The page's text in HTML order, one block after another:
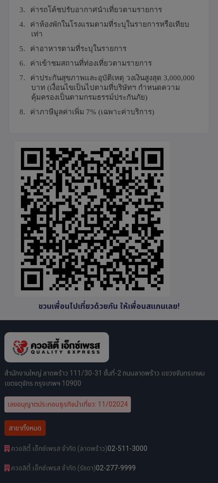
3.
ค่ารถโค้ชปรับอากาศนำเที่ยวตามรายการ
4.
ค่าห้องพักในโรงแรมตามที่ระบุในรายการหรือเทียบ
เท่า
5.
ค่าอาหารตามที่ระบุในรายการ
6.
ค่าเข้าชมสถานที่ท่องเที่ยวตามรายการ
7.
ค่าประกันสุขภาพและอุบัติเหตุ วงเงินสูงสุด 3,000,000
บาท (เงื่อนไขเป็นไปตามที่บริษัทฯ กำหนดความ
คุ้มครองเป็นตามกรมธรรม์ประกันภัย)
8.
ค่าภาษีมูลค่าเพิ่ม 7% (เฉพาะค่าบริการ)
ชวนเพื่อนไปเที่ยวด้วยกัน ให้เพื่อนสแกนเลย!
สำนักงานใหญ่ ลาดพร้าว 111/30-31 ชั้นที่-2 ถนนลาดพร้าว แขวงจันทรเกษม
เขตจตุจักร กรุงเทพฯ 10900
เลขอนุญาตประกอบธุรกิจนำเที่ยว: 11/02024
สาขาทั้งหมด
ควอลิตี้ เอ็กซ์เพรส จำกัด (ลาดพร้าว)02-511-3000
ควอลิตี้ เอ็กซ์เพรส จำกัด (รัชดา)02-277-9999